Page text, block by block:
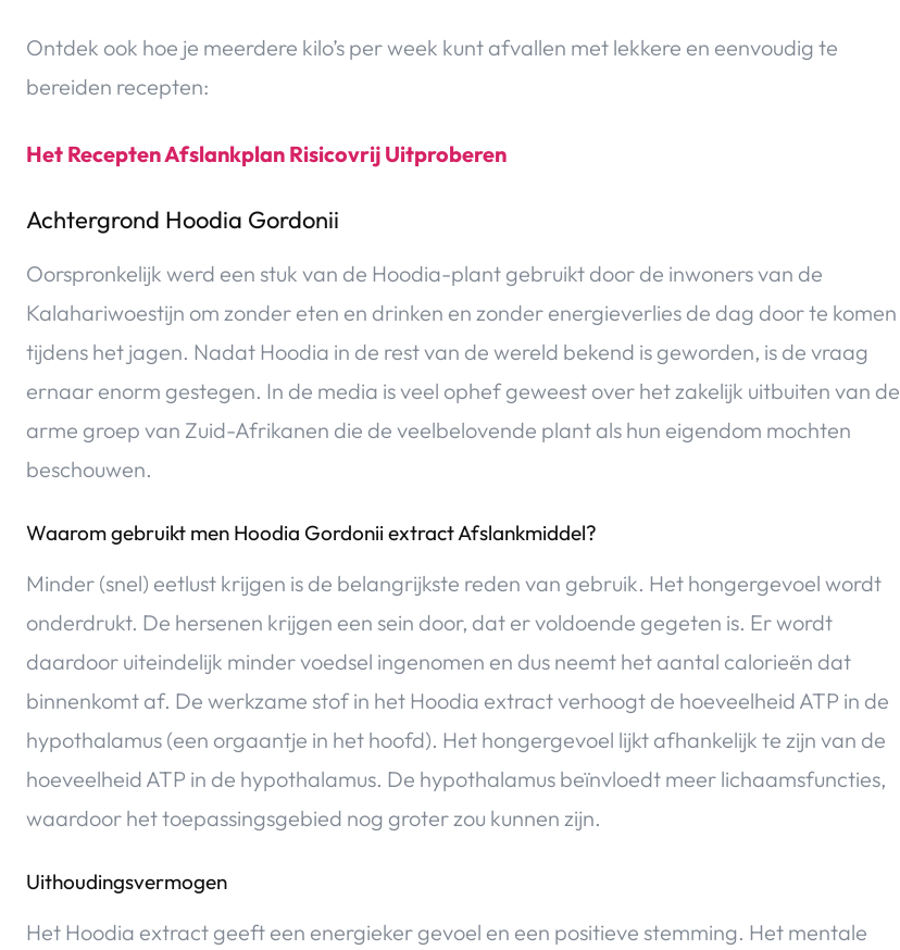
Ontdek ook hoe je meerdere kilo’s per week kunt afvallen met lekkere en eenvoudig te
bereiden recepten:
Het Recepten Afslankplan Risicovrij Uitproberen
Achtergrond Hoodia Gordonii
Oorspronkelijk werd een stuk van de Hoodia-plant gebruikt door de inwoners van de
Kalahariwoestijn om zonder eten en drinken en zonder energieverlies de dag door te komen
tijdens het jagen. Nadat Hoodia in de rest van de wereld bekend is geworden, is de vraag
ernaar enorm gestegen. In de media is veel ophef geweest over het zakelijk uitbuiten van de
arme groep van Zuid-Afrikanen die de veelbelovende plant als hun eigendom mochten
beschouwen.
Waarom gebruikt men Hoodia Gordonii extract Afslankmiddel?
Minder (snel) eetlust krijgen is de belangrijkste reden van gebruik. Het hongergevoel wordt
onderdrukt. De hersenen krijgen een sein door, dat er voldoende gegeten is. Er wordt
daardoor uiteindelijk minder voedsel ingenomen en dus neemt het aantal calorieën dat
binnenkomt af. De werkzame stof in het Hoodia extract verhoogt de hoeveelheid ATP in de
hypothalamus (een orgaantje in het hoofd). Het hongergevoel lijkt afhankelijk te zijn van de
hoeveelheid ATP in de hypothalamus. De hypothalamus beïnvloedt meer lichaamsfuncties,
waardoor het toepassingsgebied nog groter zou kunnen zijn.
Uithoudingsvermogen
Het Hoodia extract geeft een energieker gevoel en een positieve stemming. Het mentale